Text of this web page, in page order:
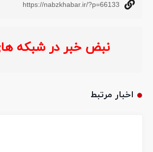
https://nabzkhabar.ir/?p=66133
نبض خبر در شبکه
اخبار مرتبط